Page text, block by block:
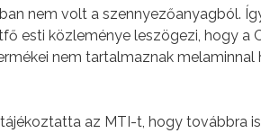
nem volt a szennyezőanyagból.
esti közleménye leszögezi, hogy a
nem tartalmaznak
az MTI-t, hogy továbbra